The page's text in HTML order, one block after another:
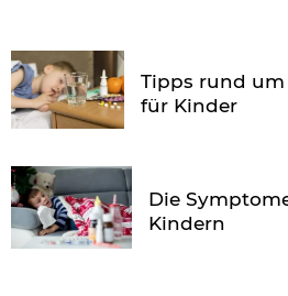
Tipps rund um
für Kinder
Die
Kindern